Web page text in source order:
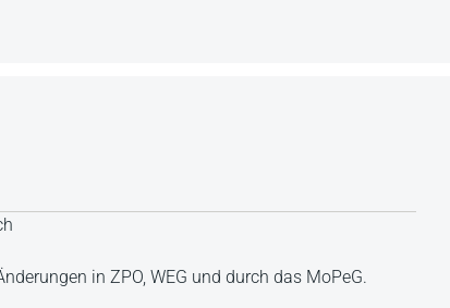
in ZPO, WEG und durch das MoPeG.